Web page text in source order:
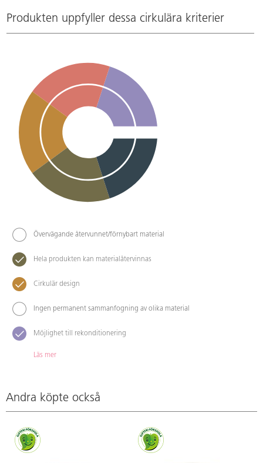
Produkten uppfyller dessa cirkulära kriterier
Övervägande återvunnet/förnybart material
Hela produkten kan materialåtervinnas
Cirkulär design
Ingen permanent sammanfogning av olika material
Möjlighet till rekonditionering
Läs mer
Andra köpte också